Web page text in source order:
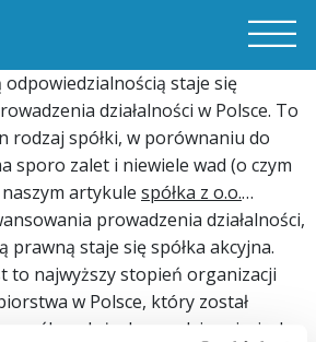
odpowiedzialnością staje się
działalności w Polsce. To
rodzaj spółki, w porównaniu do
sporo zalet i niewiele wad (o czym
artykule spółka z o.o.…
prowadzenia działalności,
staje się spółka akcyjna.
to najwyższy stopień organizacji
w Polsce, który został
o dużych przedsięwzięciach,